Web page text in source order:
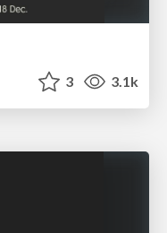
3 3.1k